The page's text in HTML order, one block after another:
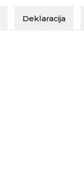
Deklaracija